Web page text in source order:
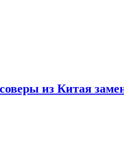
из Китая